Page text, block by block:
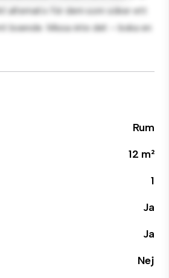
alternativ för dem som söker ett
boende. Missa inte det – boka en
Rum
12 m²
1
Ja
Ja
Nej